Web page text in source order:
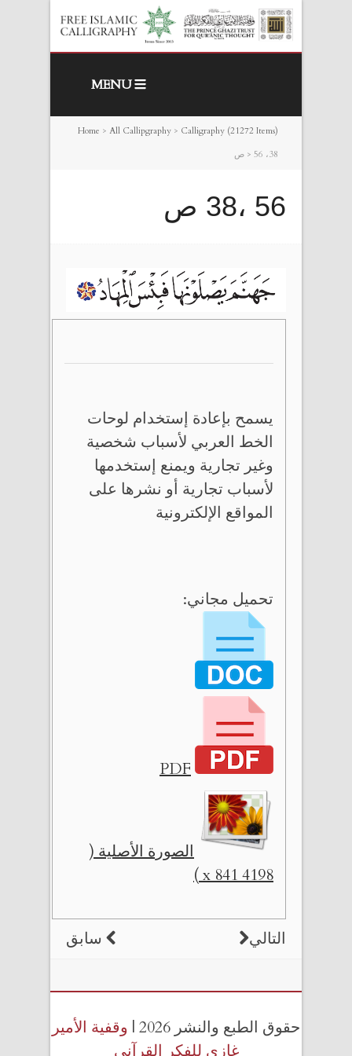
MENU
Home > All Callipgraphy > Calligraphy (21272 Items)
> 56 ،38 ص
56 ،38 ص
يسمح بإعادة إستخدام لوحات
الخط العربي لأسباب شخصية
وغير تجارية ويمنع إستخدمها
لأسباب تجارية أو نشرها على
المواقع الإلكترونية
تحميل مجاني:
PDF
الصورة الأصلية (
4198 x 841 )
سابق التالي
حقوق الطبع والنشر 2026 |
وقفية الأمير
غازي للفكر القرآني